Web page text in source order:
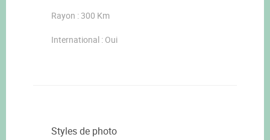
Rayon : 300 Km
International : Oui
Styles de photo